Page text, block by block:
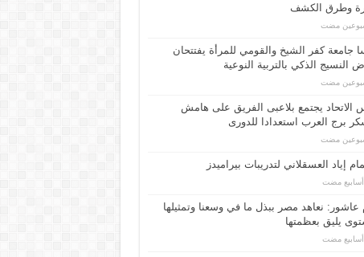
وطرق الكشف
مضت
جامعة كفر الشيخ والقومي للمرأة يفتتحان
النسيج الذكي بالتربية النوعية
مضت
الاتحاد يجتمع بلاعبى الفريق على هامش
برج العرب استعدادا للدورى
مضت
إياد العسقلاني لتدريبات بيراميدز
عاشور: نعاهد مصر ببذل ما في وسعنا وتمثيلها
يليق بعظمتها